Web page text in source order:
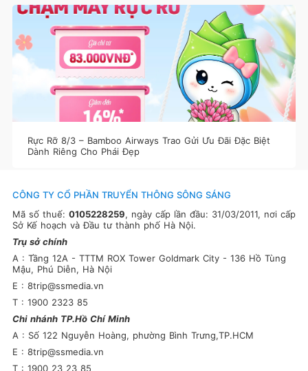
Rực Rỡ 8/3 – Bamboo Airways Trao Gửi Ưu Đãi Đặc Biệt
Dành Riêng Cho Phái Đẹp
CÔNG TY CỔ PHẦN TRUYỂN THÔNG SÔNG SÁNG
Mã số thuế: 0105228259, ngày cấp lần đầu: 31/03/2011, nơi cấp
Sở Kế hoạch và Đầu tư thành phố Hà Nội.
Trụ sở chính
A : Tầng 12A - TTTM ROX Tower Goldmark City - 136 Hồ Tùng
Mậu, Phú Diễn, Hà Nội
E : 8trip@ssmedia.vn
T : 1900 2323 85
Chi nhánh TP.Hồ Chí Minh
A : Số 122 Nguyễn Hoàng, phường Bình Trưng,TP.HCM
E : 8trip@ssmedia.vn
T : 1900 23 23 85